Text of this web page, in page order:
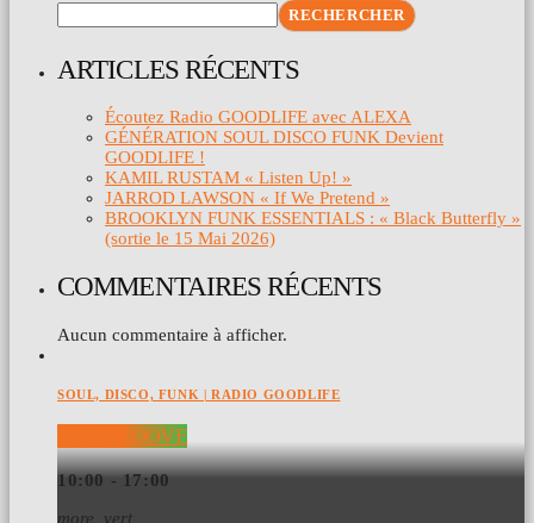
RECHERCHER
ARTICLES RÉCENTS
Écoutez Radio GOODLIFE avec ALEXA
GÉNÉRATION SOUL DISCO FUNK Devient
GOODLIFE !
KAMIL RUSTAM « Listen Up! »
JARROD LAWSON « If We Pretend »
BROOKLYN FUNK ESSENTIALS : « Black Butterfly »
(sortie le 15 Mai 2026)
COMMENTAIRES RÉCENTS
Aucun commentaire à afficher.
SOUL, DISCO, FUNK | RADIO GOODLIFE
DAY GROOVE
10:00 - 17:00
more_vert